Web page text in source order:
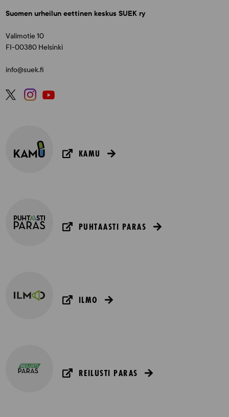
Suomen urheilun eettinen keskus SUEK ry
Valimotie 10
FI-00380 Helsinki
info@suek.fi
KAMU
PUHTAASTI PARAS
ILMO
REILUSTI PARAS